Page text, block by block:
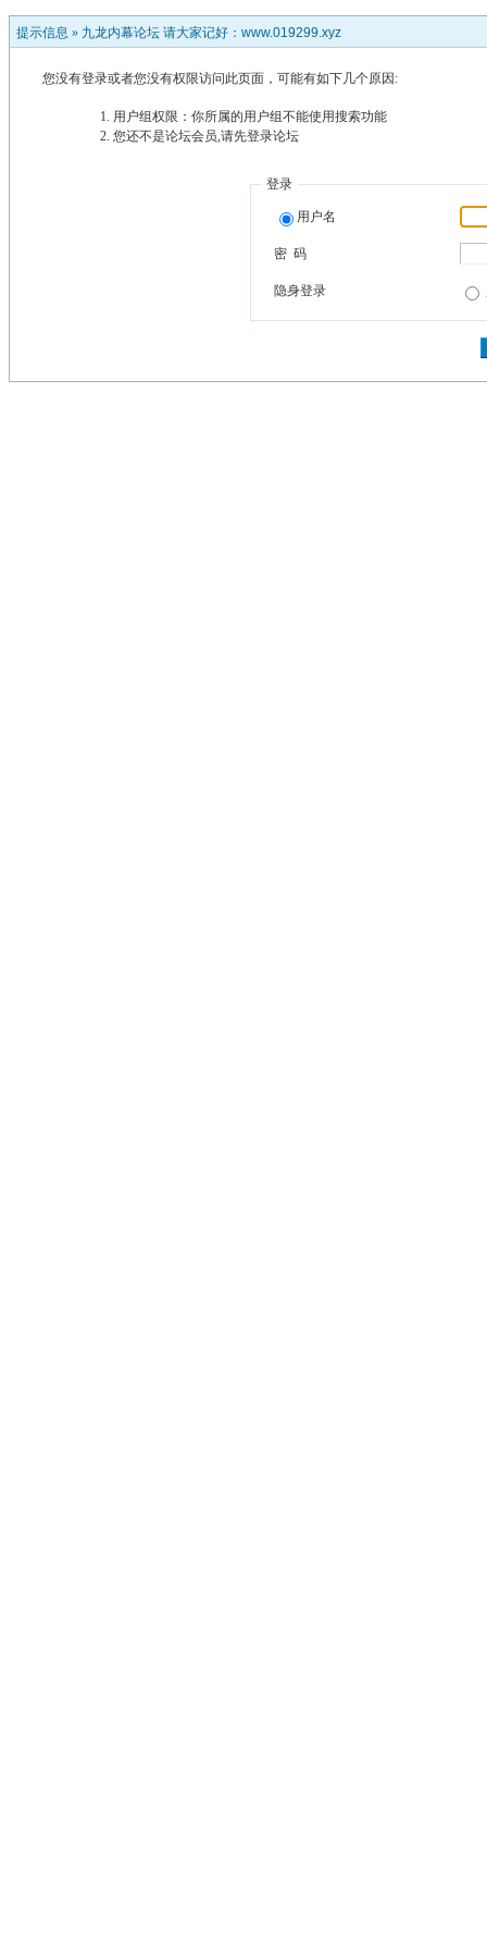
提示信息 » 九龙内幕论坛 请大家记好：www.019299.xyz
您没有登录或者您没有权限访问此页面，可能有如下几个原因:
用户组权限：你所属的用户组不能使用搜索功能
您还不是论坛会员,请先登录论坛
登录
用户名
密 码
隐身登录